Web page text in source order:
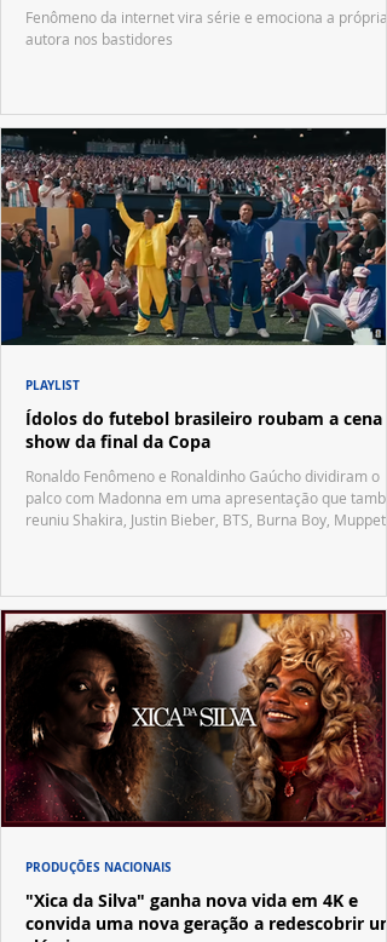
Fenômeno da internet vira série e emociona a própria
autora nos bastidores
Ídolos do futebol brasileiro roubam a cena
show da final da Copa
Ronaldo Fenômeno e Ronaldinho Gaúcho dividiram o
palco com Madonna em uma apresentação que
reuniu Shakira, Justin Bieber, BTS, Burna Boy, Muppets,
PLAYLIST
"Xica da Silva" ganha nova vida em 4K e
convida uma nova geração a redescobrir um
PRODUÇÕES NACIONAIS